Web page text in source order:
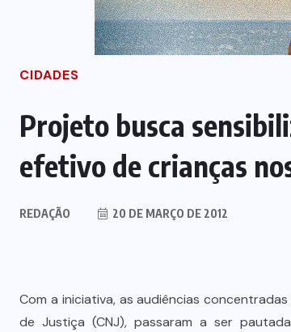
CIDADES
Projeto busca
efetivo de crianças
REDAÇÃO 20 DE MARÇO DE 2012
Com a iniciativa, as audiências
de Justiça (CNJ), passaram a ser